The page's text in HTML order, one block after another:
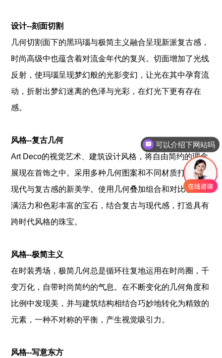
设计--刻面切割
几何切割面下的黑玛瑙与极简主义融合呈现新派复古感，
时尚高级中也蕴含着对流金年代的复兴。切面增加了光线
反射，使玛瑙呈现梦幻般的光影变幻，让光在其中孕育流
动，折射出梦幻迷离的色泽与光彩，在灯光下更有存在
感。
风格--复古几何
Art Deco的视觉艺术、建筑设计风格，将自由简约的理念
展现在首饰之中。采用多种几何图案和不同材质打造融合
现代与复古感的新美学。使用几何叠加组合和对比色，充
满活力和色彩丰富的宝石，结合复古与现代感，打造具有
跨时代风格的珠宝。
风格--极简主义
在时装秀场，极简几何总是循环往复地运用在时尚圈，千
变万化，自带时尚简约的气息。在不断变化的几何角度和
比例中发现美，并与建筑结构相结合巧妙地转化为精致的
元素，一种不对称的平衡，产生视觉吸引力。
风格--写意东方
可以介绍下网站吗